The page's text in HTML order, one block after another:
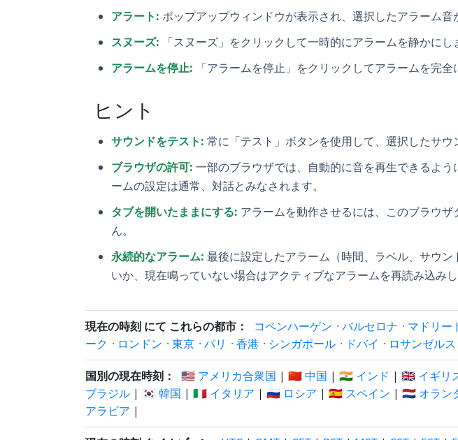
アラート: ポップアップウィンドウが表示され、選択したアラーム音
スヌーズ: 「スヌーズ」をクリックして一時的にアラームを静かにし
アラームを停止: 「アラームを停止」をクリックしてアラームを完全
ヒント
サウンドをテスト: 常に「テスト」ボタンを使用して、選択したサ
ブラウザの許可: 一部のブラウザでは、自動的に音を再生できるよ
ームの設定は通常、対話とみなされます。
タブを開いたままにする: アラームを動作させるには、このブラウ
ん。
永続的なアラーム: 最後に設定したアラーム（時間、ラベル、サウ
いか、現在鳴っていない場合はアクティブなアラームを再読み込みし
現在の時刻 にて これらの都市： コペンハーゲン · バルセロナ · マドリー
ーク · ロンドン · 東京 · パリ · 香港 · シンガポール · ドバイ · ロサンゼルス
国別の現在時刻： 🇺🇸 アメリカ合衆国 | 🇨🇳 中国 | 🇮🇳 インド | 🇬🇧 イギリ
ブラジル | 🇰🇷 韓国 | 🇮🇹 イタリア | 🇷🇺 ロシア | 🇪🇸 スペイン | 🇳🇱 オラン
アラビア |